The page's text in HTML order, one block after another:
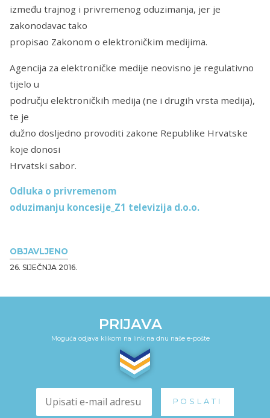
OBJAVLJENO
26. SIJEČNJA 2016.
između trajnog i privremenog oduzimanja, jer je
zakonodavac tako
propisao Zakonom o elektroničkim medijima.
Agencija za elektroničke medije neovisno je regulativno
tijelo u
području elektroničkih medija (ne i drugih vrsta medija),
te je
dužno dosljedno provoditi zakone Republike Hrvatske
koje donosi
Hrvatski sabor.
Odluka o privremenom
oduzimanju koncesije_Z1 televizija d.o.o.
PRIJAVA
Moguća odjava klikom na link na dnu naše e-pošte